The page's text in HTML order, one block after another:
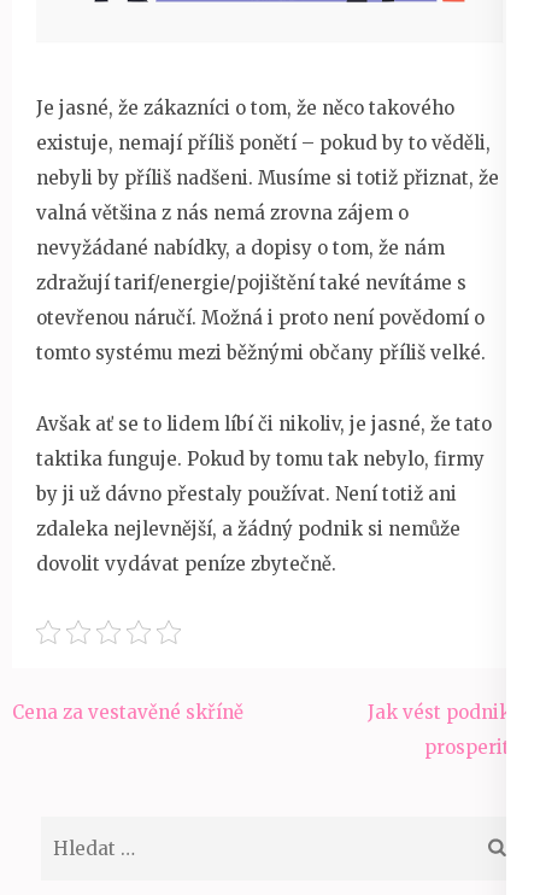
Je jasné, že zákazníci o tom, že něco takového
existuje, nemají příliš ponětí – pokud by to věděli,
nebyli by příliš nadšeni. Musíme si totiž přiznat, že
valná většina z nás nemá zrovna zájem o
nevyžádané nabídky, a dopisy o tom, že nám
zdražují tarif/energie/pojištění také nevítáme s
otevřenou náručí. Možná i proto není povědomí o
tomto systému mezi běžnými občany příliš velké.
Avšak ať se to lidem líbí či nikoliv, je jasné, že tato
taktika funguje. Pokud by tomu tak nebylo, firmy
by ji už dávno přestaly používat. Není totiž ani
zdaleka nejlevnější, a žádný podnik si nemůže
dovolit vydávat peníze zbytečně.
Navigace
Cena za vestavěné skříně
Jak vést podnik k
prosperitě?